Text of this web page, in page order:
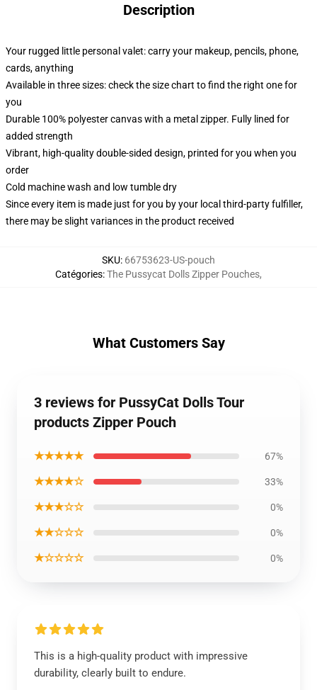
Description
Your rugged little personal valet: carry your makeup, pencils, phone,
cards, anything
Available in three sizes: check the size chart to find the right one for
you
Durable 100% polyester canvas with a metal zipper. Fully lined for
added strength
Vibrant, high-quality double-sided design, printed for you when you
order
Cold machine wash and low tumble dry
Since every item is made just for you by your local third-party fulfiller,
there may be slight variances in the product received
SKU: 66753623-US-pouch
Catégories:The Pussycat Dolls Zipper Pouches,
What Customers Say
3 reviews for PussyCat Dolls Tour
products Zipper Pouch
★★★★★ 67%
★★★★☆ 33%
★★★☆☆ 0%
★★☆☆☆ 0%
★☆☆☆☆ 0%
This is a high-quality product with impressive
durability, clearly built to endure.